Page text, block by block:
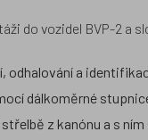
do vozidel BVP-2 a
odhalování a
dálkoměrné
z kanónu a s